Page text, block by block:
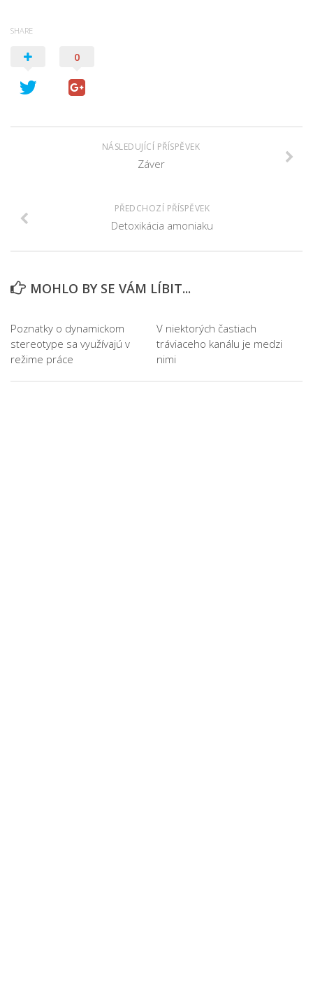
SHARE
0
NÁSLEDUJÍCÍ PŘÍSPĚVEK
Záver
PŘEDCHOZÍ PŘÍSPĚVEK
Detoxikácia amoniaku
MOHLO BY SE VÁM LÍBIT...
Poznatky o dynamickom
stereotype sa využívajú v
režime práce
V niektorých častiach
tráviaceho kanálu je medzi
nimi